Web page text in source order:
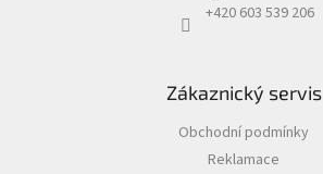
+420 603 539 206
Zákaznický servis
Obchodní podmínky
Reklamace